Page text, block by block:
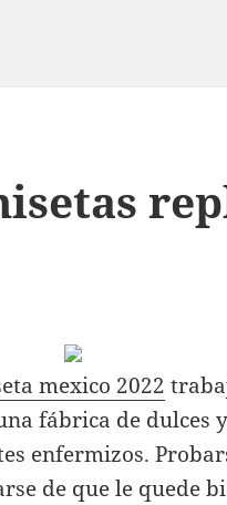
mexico 2022
fábrica de dulces
enfermizos.
de que le quede